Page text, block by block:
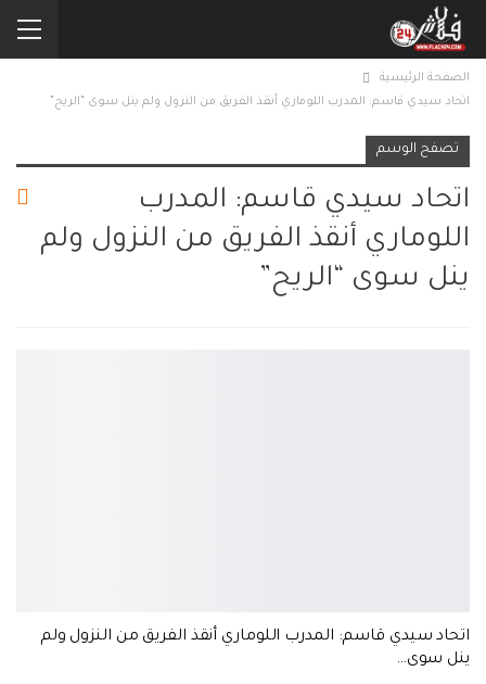
الصفحة الرئيسية
اتحاد سيدي قاسم: المدرب اللوماري أنقذ الفريق من النزول ولم ينل سوى “الريح”
تصفح الوسم
اتحاد سيدي قاسم: المدرب
اللوماري أنقذ الفريق من النزول ولم
ينل سوى “الريح”
اتحاد سيدي قاسم: المدرب اللوماري أنقذ الفريق من النزول ولم
ينل سوى…